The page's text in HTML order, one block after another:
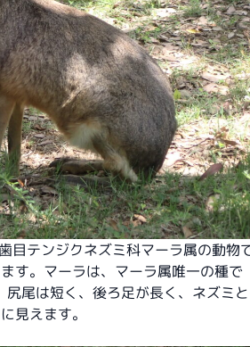
目テンジクネズミ科マーラ属の動物で
す。マーラは、マーラ属唯一の種で
尾は短く、後ろ足が長く、ネズミ
見えます。